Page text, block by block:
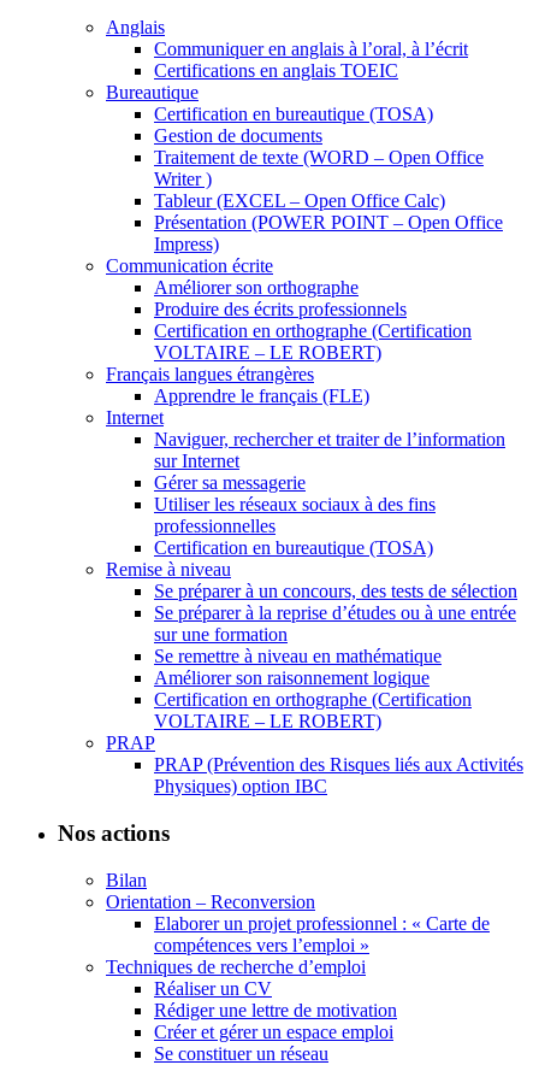
Anglais
Communiquer en anglais à l’oral, à l’écrit
Certifications en anglais TOEIC
Bureautique
Certification en bureautique (TOSA)
Gestion de documents
Traitement de texte (WORD – Open Office
Writer )
Tableur (EXCEL – Open Office Calc)
Présentation (POWER POINT – Open Office
Impress)
Communication écrite
Améliorer son orthographe
Produire des écrits professionnels
Certification en orthographe (Certification
VOLTAIRE – LE ROBERT)
Français langues étrangères
Apprendre le français (FLE)
Internet
Naviguer, rechercher et traiter de l’information
sur Internet
Gérer sa messagerie
Utiliser les réseaux sociaux à des fins
professionnelles
Certification en bureautique (TOSA)
Remise à niveau
Se préparer à un concours, des tests de sélection
Se préparer à la reprise d’études ou à une entrée
sur une formation
Se remettre à niveau en mathématique
Améliorer son raisonnement logique
Certification en orthographe (Certification
VOLTAIRE – LE ROBERT)
PRAP
PRAP (Prévention des Risques liés aux Activités
Physiques) option IBC
Nos actions
Bilan
Orientation – Reconversion
Elaborer un projet professionnel : « Carte de
compétences vers l’emploi »
Techniques de recherche d’emploi
Réaliser un CV
Rédiger une lettre de motivation
Créer et gérer un espace emploi
Se constituer un réseau